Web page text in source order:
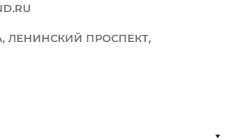
ЛЕНИНСКИЙ ПРОСПЕКТ,